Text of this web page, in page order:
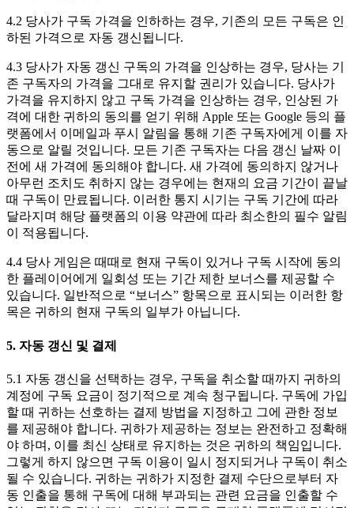
4.2 당사가 구독 가격을 인하하는 경우, 기존의 모든 구독은 인
하된 가격으로 자동 갱신됩니다.
4.3 당사가 자동 갱신 구독의 가격을 인상하는 경우, 당사는 기
존 구독자의 가격을 그대로 유지할 권리가 있습니다. 당사가
가격을 유지하지 않고 구독 가격을 인상하는 경우, 인상된 가
격에 대한 귀하의 동의를 얻기 위해 Apple 또는 Google 등의 플
랫폼에서 이메일과 푸시 알림을 통해 기존 구독자에게 이를 자
동으로 알릴 것입니다. 모든 기존 구독자는 다음 갱신 날짜 이
전에 새 가격에 동의해야 합니다. 새 가격에 동의하지 않거나
아무런 조치도 취하지 않는 경우에는 현재의 요금 기간이 끝날
때 구독이 만료됩니다. 이러한 통지 시기는 구독 기간에 따라
달라지며 해당 플랫폼의 이용 약관에 따라 최소한의 필수 알림
이 적용됩니다.
4.4 당사 게임은 때때로 현재 구독이 있거나 구독 시작에 동의
한 플레이어에게 일회성 또는 기간 제한 보너스를 제공할 수
있습니다. 일반적으로 “보너스” 항목으로 표시되는 이러한 항
목은 귀하의 현재 구독의 일부가 아닙니다.
5. 자동 갱신 및 결제
5.1 자동 갱신을 선택하는 경우, 구독을 취소할 때까지 귀하의
계정에 구독 요금이 정기적으로 계속 청구됩니다. 구독에 가입
할 때 귀하는 선호하는 결제 방법을 지정하고 그에 관한 정보
를 제공해야 합니다. 귀하가 제공하는 정보는 완전하고 정확해
야 하며, 이를 최신 상태로 유지하는 것은 귀하의 책임입니다.
그렇게 하지 않으면 구독 이용이 일시 정지되거나 구독이 취소
될 수 있습니다. 귀하는 귀하가 지정한 결제 수단으로부터 자
동 인출을 통해 구독에 대해 부과되는 관련 요금을 인출할 수